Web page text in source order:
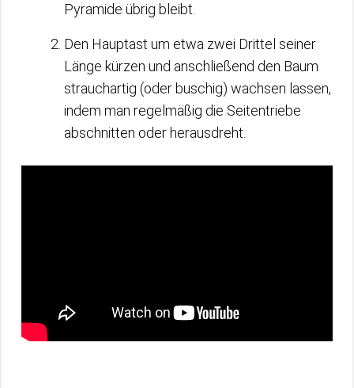
Pyramide übrig bleibt.
Den Hauptast um etwa zwei Drittel seiner
Länge kürzen und anschließend den Baum
strauchartig (oder buschig) wachsen lassen,
indem man regelmäßig die Seitentriebe
abschnitten oder herausdreht.